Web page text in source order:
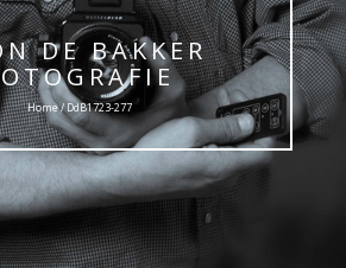
DE BAKKER
Home / DdB1723-277